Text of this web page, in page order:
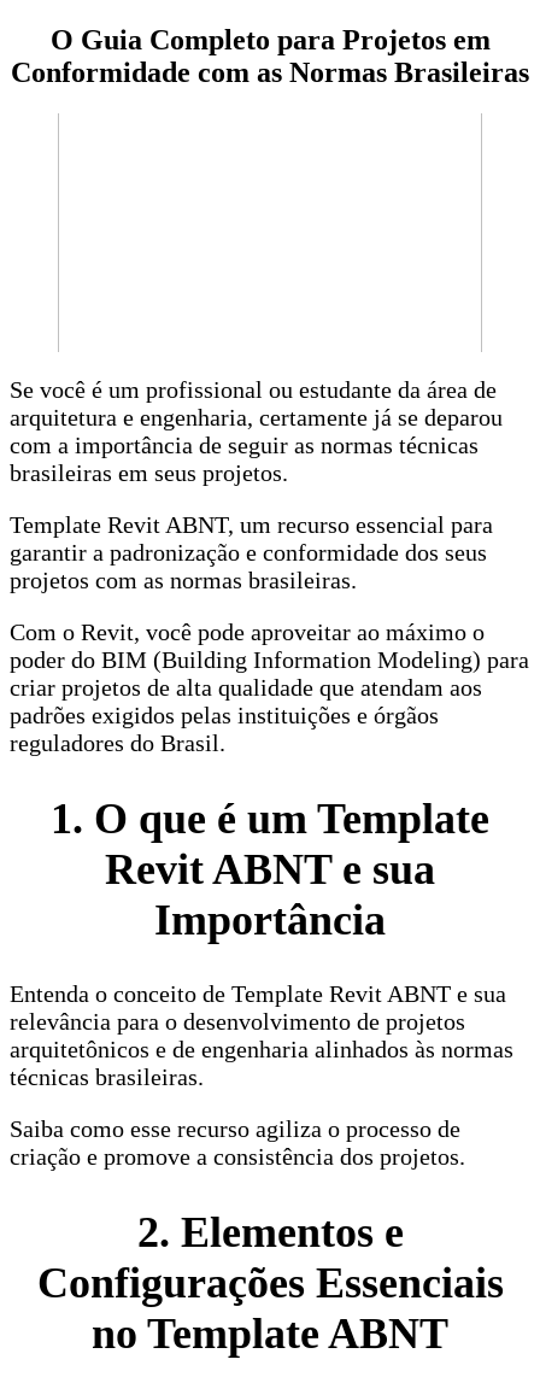
O Guia Completo para Projetos em
Conformidade com as Normas Brasileiras
Se você é um profissional ou estudante da área de
arquitetura e engenharia, certamente já se deparou
com a importância de seguir as normas técnicas
brasileiras em seus projetos.
Template Revit ABNT, um recurso essencial para
garantir a padronização e conformidade dos seus
projetos com as normas brasileiras.
Com o Revit, você pode aproveitar ao máximo o
poder do BIM (Building Information Modeling) para
criar projetos de alta qualidade que atendam aos
padrões exigidos pelas instituições e órgãos
reguladores do Brasil.
1. O que é um Template
Revit ABNT e sua
Importância
Entenda o conceito de Template Revit ABNT e sua
relevância para o desenvolvimento de projetos
arquitetônicos e de engenharia alinhados às normas
técnicas brasileiras.
Saiba como esse recurso agiliza o processo de
criação e promove a consistência dos projetos.
2. Elementos e
Configurações Essenciais
no Template ABNT